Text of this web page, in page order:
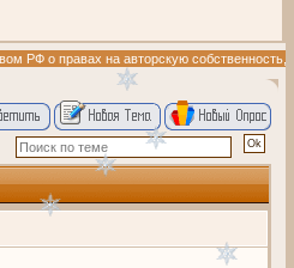
на авторскую собственность,